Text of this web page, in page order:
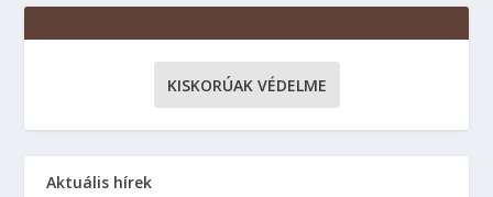
KISKORÚAK VÉDELME
Aktuális hírek